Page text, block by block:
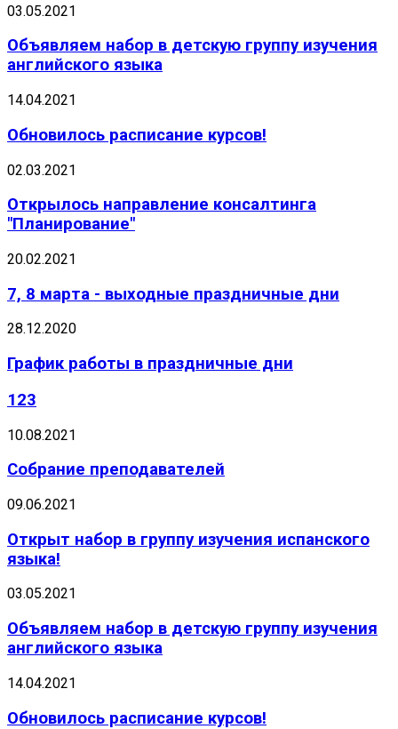
03.05.2021
Объявляем набор в детскую группу изучения
английского языка
14.04.2021
Обновилось расписание курсов!
02.03.2021
Открылось направление консалтинга
"Планирование"
20.02.2021
7, 8 марта - выходные праздничные дни
28.12.2020
График работы в праздничные дни
123
10.08.2021
Собрание преподавателей
09.06.2021
Открыт набор в группу изучения испанского
языка!
03.05.2021
Объявляем набор в детскую группу изучения
английского языка
14.04.2021
Обновилось расписание курсов!